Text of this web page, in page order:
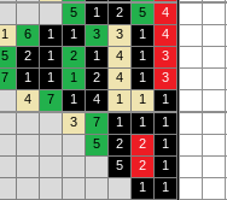
5
1 2 5
4
1
6 1 1 3 3 1
4
5 2 1 2 1 4 1
3
7 1 1 1 2 4 1
3
4
7 1 4 1 1
1
3
7 1 1
1
5
2 2
1
5
2
1
1
1